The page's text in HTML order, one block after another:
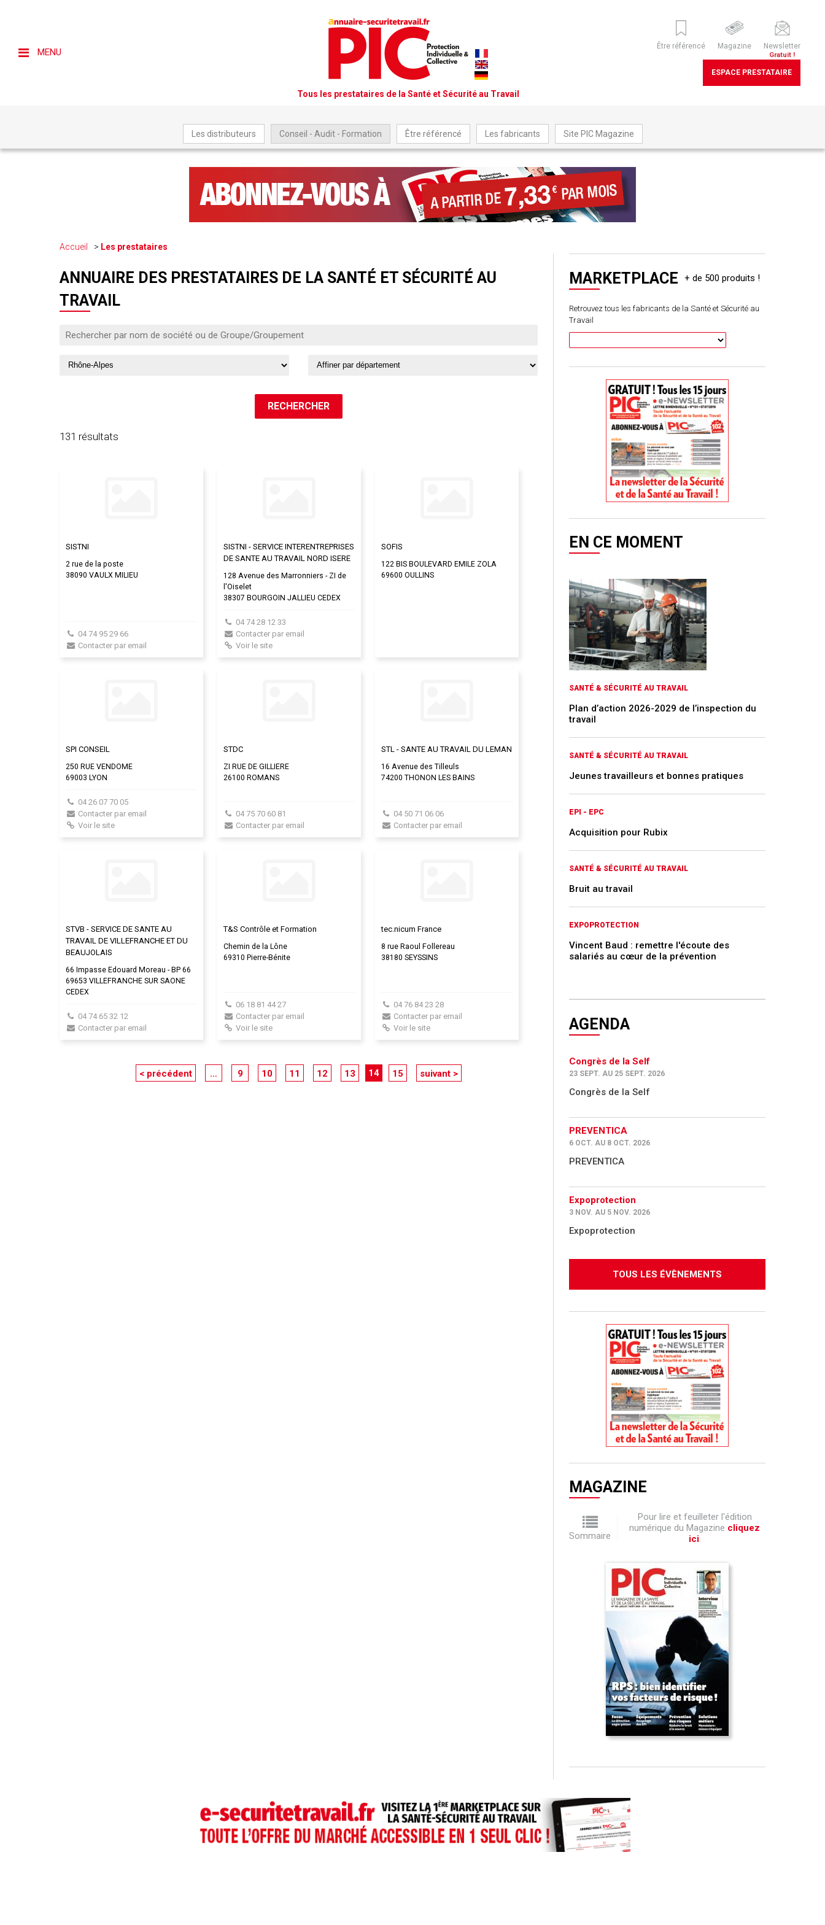
MENU
Tous les prestataires de la Santé et Sécurité au Travail
Être référencé Magazine Newsletter
Gratuit !
ESPACE PRESTATAIRE
Les distributeurs Conseil - Audit - Formation Être référencé Les fabricants Site PIC Magazine
Accueil Les prestataires
ANNUAIRE DES PRESTATAIRES DE LA SANTÉ ET SÉCURITÉ AU
TRAVAIL
131 résultats
SISTNI
2 rue de la poste
38090 VAULX MILIEU
04 74 95 29 66
Contacter par email
SISTNI - SERVICE INTERENTREPRISES
DE SANTE AU TRAVAIL NORD ISERE
128 Avenue des Marronniers - ZI de
l'Oiselet
38307 BOURGOIN JALLIEU CEDEX
04 74 28 12 33
Contacter par email
Voir le site
SOFIS
122 BIS BOULEVARD EMILE ZOLA
69600 OULLINS
SPI CONSEIL
250 RUE VENDOME
69003 LYON
04 26 07 70 05
Contacter par email
Voir le site
STDC
ZI RUE DE GILLIERE
26100 ROMANS
04 75 70 60 81
Contacter par email
STL - SANTE AU TRAVAIL DU LEMAN
16 Avenue des Tilleuls
74200 THONON LES BAINS
04 50 71 06 06
Contacter par email
STVB - SERVICE DE SANTE AU
TRAVAIL DE VILLEFRANCHE ET DU
BEAUJOLAIS
66 Impasse Edouard Moreau - BP 66
69653 VILLEFRANCHE SUR SAONE
CEDEX
04 74 65 32 12
Contacter par email
T&S Contrôle et Formation
Chemin de la Lône
69310 Pierre-Bénite
06 18 81 44 27
Contacter par email
Voir le site
tec.nicum France
8 rue Raoul Follereau
38180 SEYSSINS
04 76 84 23 28
Contacter par email
Voir le site
< précédent … 9 10 11 12 13 14 15 suivant >
MARKETPLACE
Retrouvez tous les fabricants de la Santé et Sécurité au
Travail
EN CE MOMENT
SANTÉ & SÉCURITÉ AU TRAVAIL
Plan d’action 2026-2029 de l’inspection du
travail
SANTÉ & SÉCURITÉ AU TRAVAIL
Jeunes travailleurs et bonnes pratiques
EPI - EPC
Acquisition pour Rubix
SANTÉ & SÉCURITÉ AU TRAVAIL
Bruit au travail
EXPOPROTECTION
Vincent Baud : remettre l'écoute des
salariés au cœur de la prévention
AGENDA
Congrès de la Self
23 SEPT. AU 25 SEPT. 2026
Congrès de la Self
PREVENTICA
6 OCT. AU 8 OCT. 2026
PREVENTICA
Expoprotection
3 NOV. AU 5 NOV. 2026
Expoprotection
TOUS LES ÉVÈNEMENTS
MAGAZINE
Sommaire
Pour lire et feuilleter l'édition
numérique du Magazine cliquez
ici.